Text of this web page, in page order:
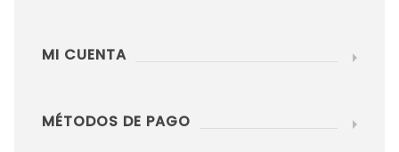
MI CUENTA
MÉTODOS DE PAGO